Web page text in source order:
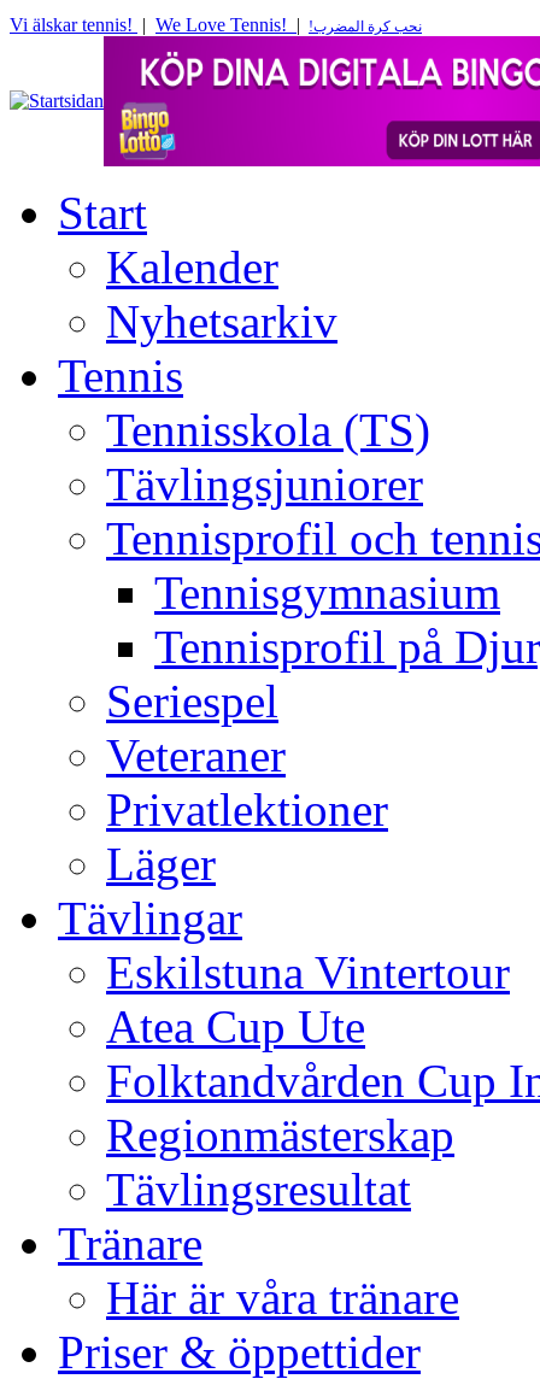
Vi älskar tennis! | We Love Tennis! | !نحب كرة المضرب
Start
Kalender
Nyhetsarkiv
Tennis
Tennisskola (TS)
Tävlingsjuniorer
Tennisprofil och
Tennisgymnasium
Tennisprofil på
Seriespel
Veteraner
Privatlektioner
Läger
Tävlingar
Eskilstuna Vintertour
Atea Cup Ute
Folktandvården Cup
Regionmästerskap
Tävlingsresultat
Tränare
Här är våra tränare
Priser & öppettider